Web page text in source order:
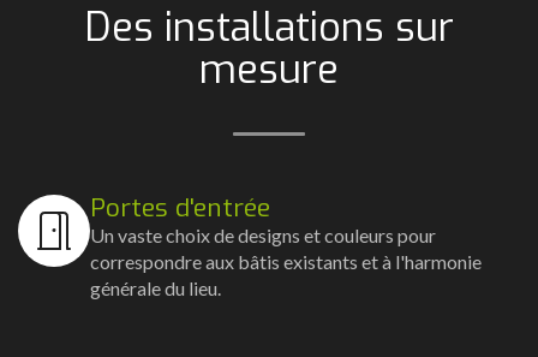
Des installations sur
mesure
Portes d'entrée
Un vaste choix de designs et couleurs pour
correspondre aux bâtis existants et à l'harmonie
générale du lieu.